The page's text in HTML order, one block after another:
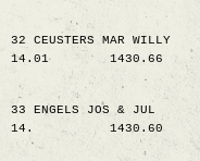
32 CEUSTERS MAR WILLY
14.01
1430.66
33 ENGELS JOS & JUL
14.
1430.60